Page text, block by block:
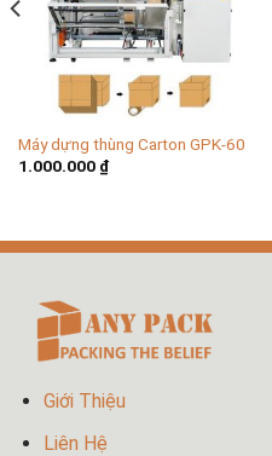
Máy dựng thùng Carton GPK-60
1.000.000 ₫
Giới Thiệu
Liên Hệ